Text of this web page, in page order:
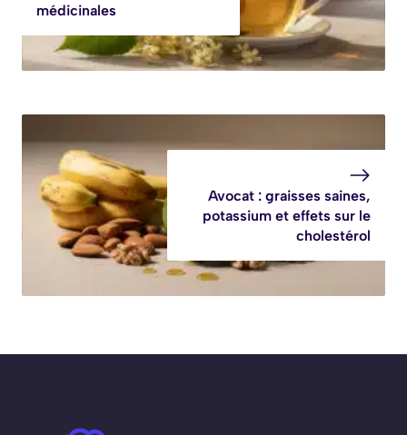
médicinales
Avocat : graisses saines,
potassium et effets sur le
cholestérol